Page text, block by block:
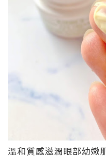
溫和質感滋潤眼部幼嫩